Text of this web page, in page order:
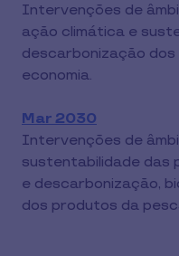
Intervenções de
ação climática e
descarbonização
economia.
Mar 2030
Intervenções de
sustentabilidade das
e descarbonização,
dos produtos da